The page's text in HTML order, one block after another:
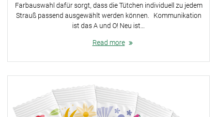
Farbauswahl dafür sorgt, dass die Tütchen individuell zu jedem
Strauß passend ausgewählt werden können. Kommunikation
ist das A und O! Neu ist…
Read more